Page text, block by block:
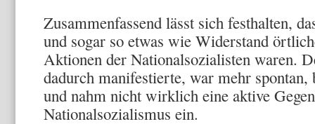
Zusammenfassend lässt sich festhalten,
und sogar so etwas wie Widerstand
Aktionen der Nationalsozialisten waren.
dadurch manifestierte, war mehr
und nahm nicht wirklich eine aktive
Nationalsozialismus ein.